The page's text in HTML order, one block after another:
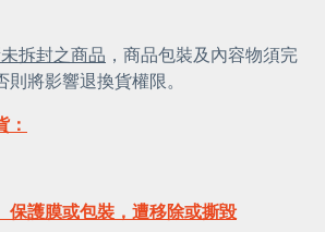
拆封之商品 ，商品包裝及內容物須完
將影響退換貨權限。
：
保護膜或包裝，遭移除或撕毀